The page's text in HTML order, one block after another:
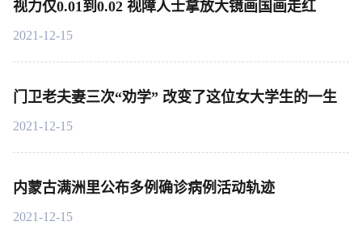
视力仅0.01到0.02 视障人士拿放大镜画国画走红
2021-12-15
门卫老夫妻三次“劝学” 改变了这位女大学生的一生
2021-12-15
内蒙古满洲里公布多例确诊病例活动轨迹
2021-12-15